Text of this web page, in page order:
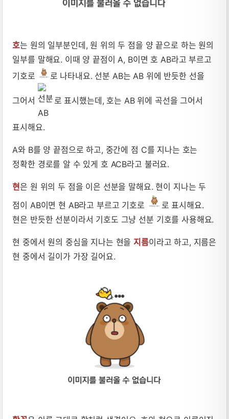
호는 원의 일부분인데, 원 위의 두 점을 양 끝으로 하는 원의
일부를 말해요. 이때 양 끝점이 A, B이면 호 AB라고 부르고
기호로
로 나타내요. 선분 AB는 AB 위에 반듯한 선을
그어서 로 표시했는데, 호는 AB 위에 곡선을 그어서
표시해요.
A와 B를 양 끝점으로 하고, 중간에 점 C를 지나는 호는
정확한 경로를 알 수 있게 호 ACB라고 불러요.
현은 원 위의 두 점을 이은 선분을 말해요. 현이 지나는 두
점이 AB이면 현 AB라고 부르고 기호로
로 표시해요.
현은 반듯한 선분이라서 기호도 그냥 선분 기호를 사용해요.
현 중에서 원의 중심을 지나는 현을 지름이라고 하고, 지름은
현 중에서 길이가 가장 길어요.